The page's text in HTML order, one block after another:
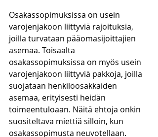
Osakassopimuksissa on usein
varojenjakoon liittyviä rajoituksia,
joilla turvataan pääomasijoittajien
asemaa. Toisaalta
osakassopimuksissa on myös usein
varojenjakoon liittyviä pakkoja, joilla
suojataan henkilöosakkaiden
asemaa, erityisesti heidän
toimeentuloaan. Näitä ehtoja onkin
suositeltava miettiä silloin, kun
osakassopimusta neuvotellaan.